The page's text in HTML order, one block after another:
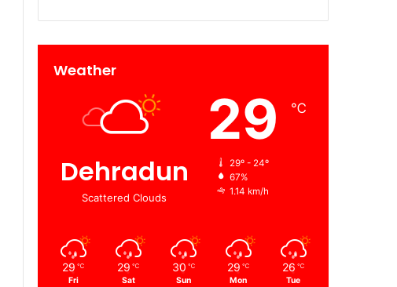
Weather
Dehradun
Scattered Clouds
29 ℃
29º - 24º
67%
1.14 km/h
29 ℃
Fri
29 ℃
Sat
30 ℃
Sun
29 ℃
Mon
26 ℃
Tue